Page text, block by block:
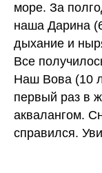
море. За
наша Дарина
дыхание и
Все
Наш Вова (10
первый раз в
аквалангом.
справился.